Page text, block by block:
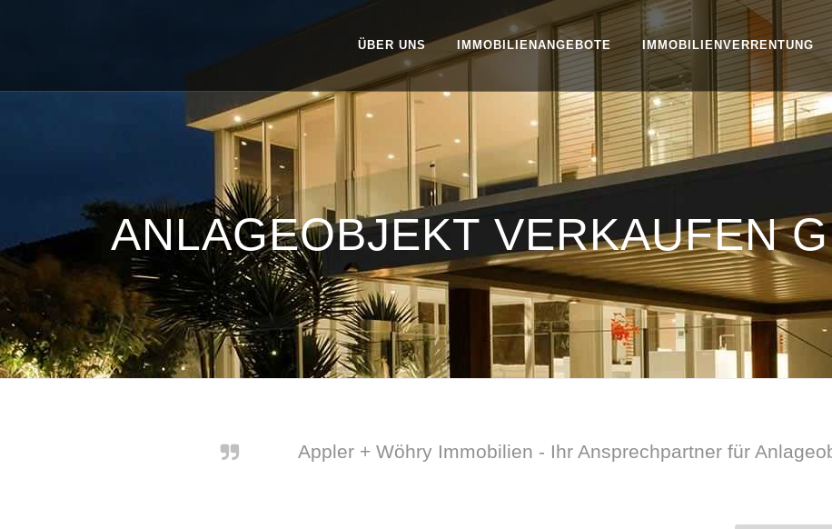
ÜBER UNS IMMOBILIENANGEBOTE IMMOBILIENVERRENTUNG
ANLAGEOBJEKT VERKAUFEN
Appler + Wöhry Immobilien - Ihr Ansprechpartner für